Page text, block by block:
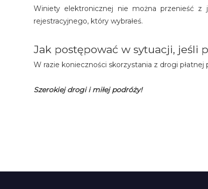
Winiety elektronicznej nie można przenieść
rejestracyjnego, który wybrałeś.
Jak postępować w sytuacji, jeśli
W razie konieczności skorzystania z drogi
Szerokiej drogi i miłej podróży!